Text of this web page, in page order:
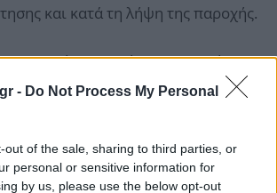
- Do Not Process My Personal
out of the sale, sharing to third parties, or
personal or sensitive information for
by us, please use the below opt-out
και κατά τη λήψη της παροχής.
τις μητέρες που έχουν αποκτήσει
της υιοθεσίας, η αίτηση στη
εντός δύο μηνών από την
της δικαστικής απόφασης.